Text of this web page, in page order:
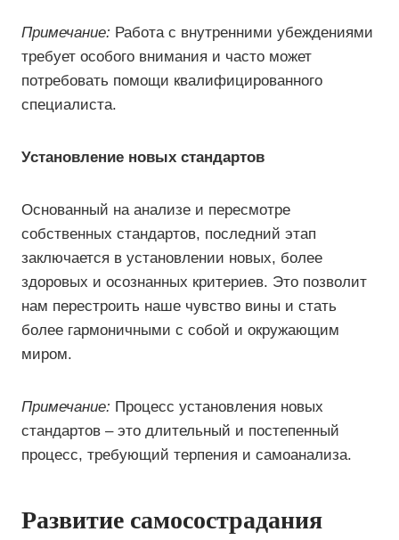
Примечание: Работа с внутренними убеждениями
требует особого внимания и часто может
потребовать помощи квалифицированного
специалиста.
Установление новых стандартов
Основанный на анализе и пересмотре
собственных стандартов, последний этап
заключается в установлении новых, более
здоровых и осознанных критериев. Это позволит
нам перестроить наше чувство вины и стать
более гармоничными с собой и окружающим
миром.
Примечание: Процесс установления новых
стандартов – это длительный и постепенный
процесс, требующий терпения и самоанализа.
Развитие самосострадания